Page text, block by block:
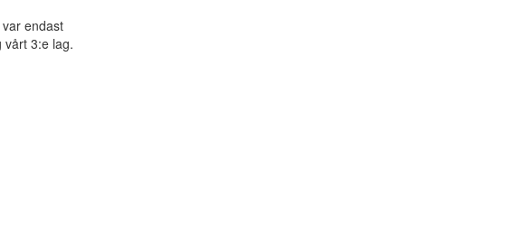
endast
vårt 3:e lag.